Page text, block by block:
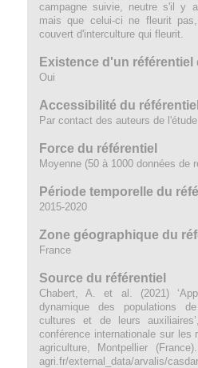
campagne suivie, neutre s'il y
mais que celui-ci ne fleurit
couvert d'interculture qui fleurit.
Existence d'un référentiel
Oui
Accessibilité du référentiel
Par contact des auteurs de l'étude
Force du référentiel
Moyenne (50 à 1000 données de
Période temporelle du
2015-2020
Zone géographique du
France
Source du référentiel
Chabert, A. et al. (2021)
dynamique des populations
cultures et de leurs
conférence internationale sur les
agriculture, Montpellier
agri.fr/external_data/arvalis/